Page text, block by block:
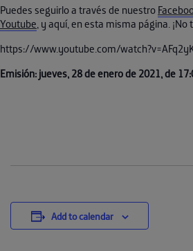
Puedes seguirlo a través de nuestro
Youtube, y aquí, en esta misma página. ¡No
https://www.youtube.com/
Emisión: jueves, 28 de enero de 2021, de
Add to calendar